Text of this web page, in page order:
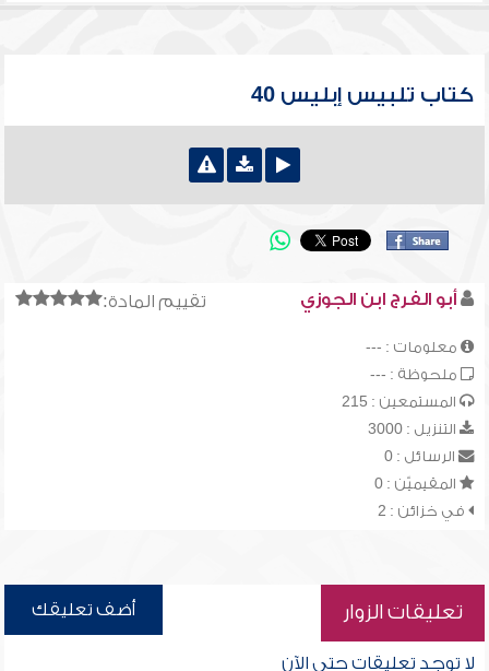
كتاب تلبيس إبليس 40
تقييم المادة: أبو الفرج ابن الجوزي
معلومات : ---
ملحوظة : ---
المستمعين : 215
التنزيل : 3000
الرسائل : 0
المقيميّن : 0
في خزائن : 2
تعليقات الزوار أضف تعليقك
لا توجد تعليقات حتى الآن